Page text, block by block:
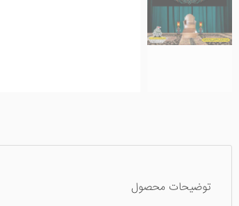
توضیحات محصول